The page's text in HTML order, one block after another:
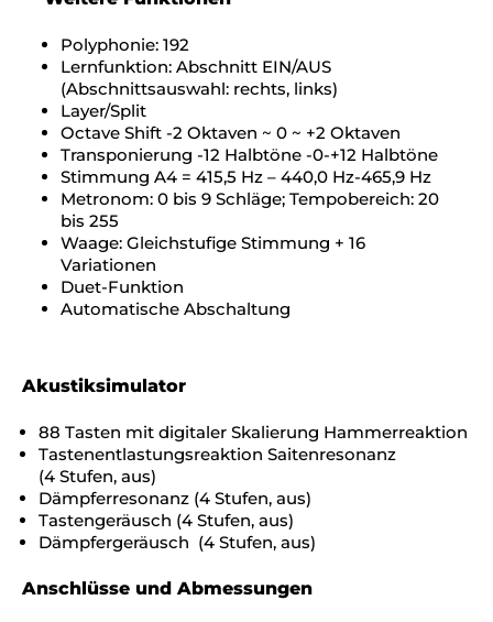
Polyphonie: 192
Lernfunktion: Abschnitt EIN/AUS
(Abschnittsauswahl: rechts, links)
Layer/Split
Octave Shift -2 Oktaven ~ 0 ~ +2 Oktaven
Transponierung -12 Halbtöne -0-+12 Halbtöne
Stimmung A4 = 415,5 Hz – 440,0 Hz-465,9 Hz
Metronom: 0 bis 9 Schläge; Tempobereich: 20
bis 255
Waage: Gleichstufige Stimmung + 16
Variationen
Duet-Funktion
Automatische Abschaltung
Akustiksimulator
88 Tasten mit digitaler Skalierung Hammerreaktion
Tastenentlastungsreaktion Saitenresonanz
(4 Stufen, aus)
Dämpferresonanz (4 Stufen, aus)
Tastengeräusch (4 Stufen, aus)
Dämpfergeräusch (4 Stufen, aus)
Anschlüsse und Abmessungen